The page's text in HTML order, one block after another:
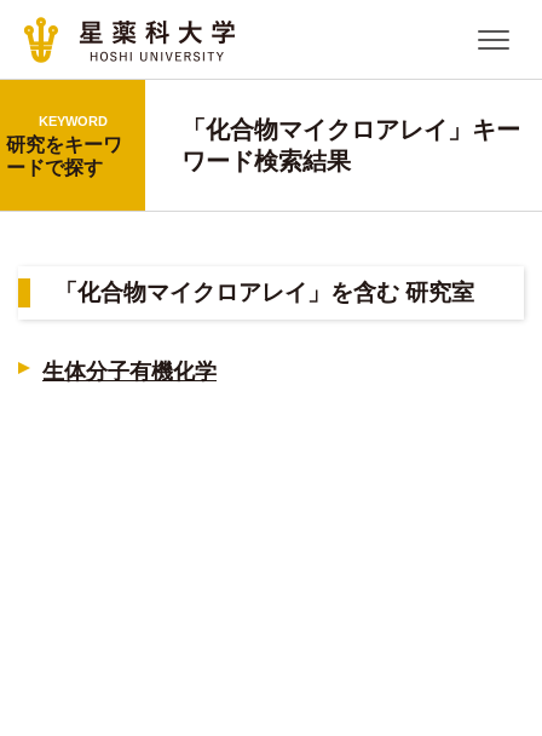
KEYWORD
研究をキーワ
ードで探す
「化合物マイクロアレイ」キー
ワード検索結果
「化合物マイクロアレイ」を含む 研究室
生体分子有機化学